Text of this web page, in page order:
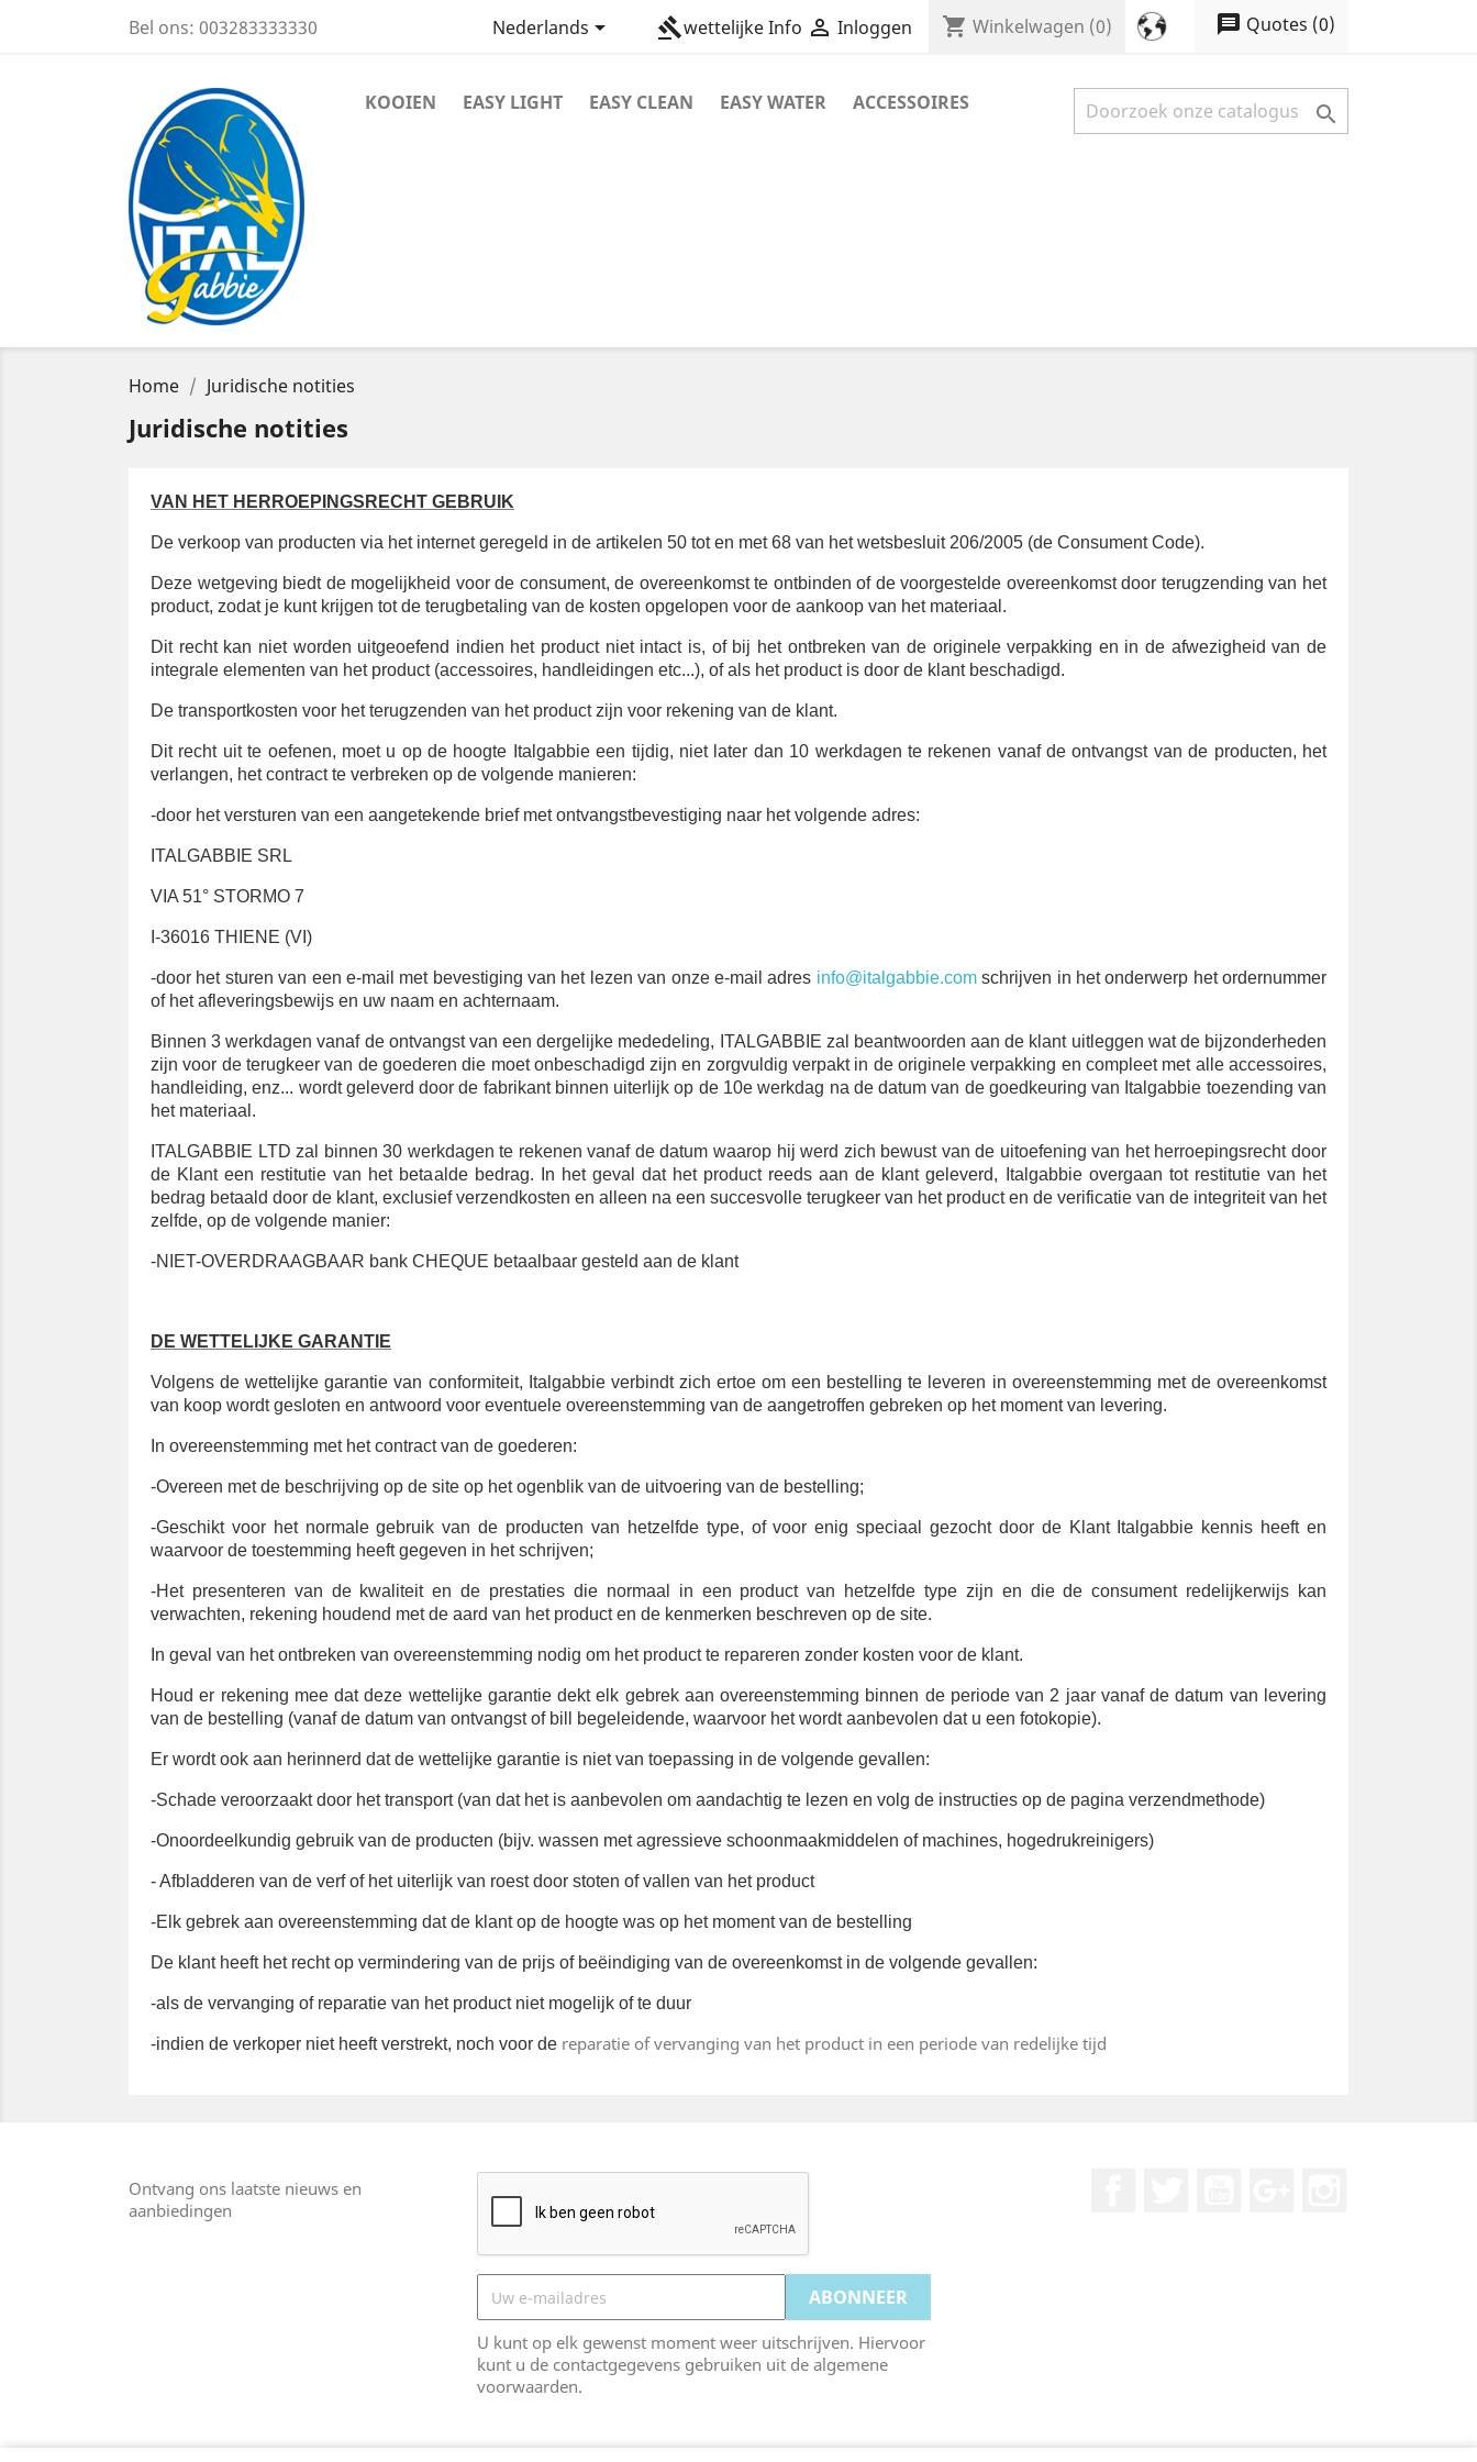
Bel ons: 003283333330 Nederlands gavelwettelijke Info  Inloggen shopping_cart Winkelwagen (0) message Quotes (0)

KOOIEN EASY LIGHT EASY CLEAN EASY WATER ACCESSOIRES
Home Juridische notities
Juridische notities
VAN HET HERROEPINGSRECHT GEBRUIK
De verkoop van producten via het internet geregeld in de artikelen 50 tot en met 68 van het wetsbesluit 206/2005 (de Consument Code).
Deze wetgeving biedt de mogelijkheid voor de consument, de overeenkomst te ontbinden of de voorgestelde overeenkomst door terugzending van het
product, zodat je kunt krijgen tot de terugbetaling van de kosten opgelopen voor de aankoop van het materiaal.
Dit recht kan niet worden uitgeoefend indien het product niet intact is, of bij het ontbreken van de originele verpakking en in de afwezigheid van de
integrale elementen van het product (accessoires, handleidingen etc...), of als het product is door de klant beschadigd.
De transportkosten voor het terugzenden van het product zijn voor rekening van de klant.
Dit recht uit te oefenen, moet u op de hoogte Italgabbie een tijdig, niet later dan 10 werkdagen te rekenen vanaf de ontvangst van de producten, het
verlangen, het contract te verbreken op de volgende manieren:
-door het versturen van een aangetekende brief met ontvangstbevestiging naar het volgende adres:
ITALGABBIE SRL
VIA 51° STORMO 7
I-36016 THIENE (VI)
-door het sturen van een e-mail met bevestiging van het lezen van onze e-mail adres info@italgabbie.com schrijven in het onderwerp het ordernummer
of het afleveringsbewijs en uw naam en achternaam.
Binnen 3 werkdagen vanaf de ontvangst van een dergelijke mededeling, ITALGABBIE zal beantwoorden aan de klant uitleggen wat de bijzonderheden
zijn voor de terugkeer van de goederen die moet onbeschadigd zijn en zorgvuldig verpakt in de originele verpakking en compleet met alle accessoires,
handleiding, enz... wordt geleverd door de fabrikant binnen uiterlijk op de 10e werkdag na de datum van de goedkeuring van Italgabbie toezending van
het materiaal.
ITALGABBIE LTD zal binnen 30 werkdagen te rekenen vanaf de datum waarop hij werd zich bewust van de uitoefening van het herroepingsrecht door
de Klant een restitutie van het betaalde bedrag. In het geval dat het product reeds aan de klant geleverd, Italgabbie overgaan tot restitutie van het
bedrag betaald door de klant, exclusief verzendkosten en alleen na een succesvolle terugkeer van het product en de verificatie van de integriteit van het
zelfde, op de volgende manier:
-NIET-OVERDRAAGBAAR bank CHEQUE betaalbaar gesteld aan de klant
DE WETTELIJKE GARANTIE
Volgens de wettelijke garantie van conformiteit, Italgabbie verbindt zich ertoe om een bestelling te leveren in overeenstemming met de overeenkomst
van koop wordt gesloten en antwoord voor eventuele overeenstemming van de aangetroffen gebreken op het moment van levering.
In overeenstemming met het contract van de goederen:
-Overeen met de beschrijving op de site op het ogenblik van de uitvoering van de bestelling;
-Geschikt voor het normale gebruik van de producten van hetzelfde type, of voor enig speciaal gezocht door de Klant Italgabbie kennis heeft en
waarvoor de toestemming heeft gegeven in het schrijven;
-Het presenteren van de kwaliteit en de prestaties die normaal in een product van hetzelfde type zijn en die de consument redelijkerwijs kan
verwachten, rekening houdend met de aard van het product en de kenmerken beschreven op de site.
In geval van het ontbreken van overeenstemming nodig om het product te repareren zonder kosten voor de klant.
Houd er rekening mee dat deze wettelijke garantie dekt elk gebrek aan overeenstemming binnen de periode van 2 jaar vanaf de datum van levering
van de bestelling (vanaf de datum van ontvangst of bill begeleidende, waarvoor het wordt aanbevolen dat u een fotokopie).
Er wordt ook aan herinnerd dat de wettelijke garantie is niet van toepassing in de volgende gevallen:
-Schade veroorzaakt door het transport (van dat het is aanbevolen om aandachtig te lezen en volg de instructies op de pagina verzendmethode)
-Onoordeelkundig gebruik van de producten (bijv. wassen met agressieve schoonmaakmiddelen of machines, hogedrukreinigers)
- Afbladderen van de verf of het uiterlijk van roest door stoten of vallen van het product
-Elk gebrek aan overeenstemming dat de klant op de hoogte was op het moment van de bestelling
De klant heeft het recht op vermindering van de prijs of beëindiging van de overeenkomst in de volgende gevallen:
-als de vervanging of reparatie van het product niet mogelijk of te duur
-indien de verkoper niet heeft verstrekt, noch voor de reparatie of vervanging van het product in een periode van redelijke tijd
Ontvang ons laatste nieuws en
aanbiedingen
U kunt op elk gewenst moment weer uitschrijven. Hiervoor
kunt u de contactgegevens gebruiken uit de algemene
voorwaarden.